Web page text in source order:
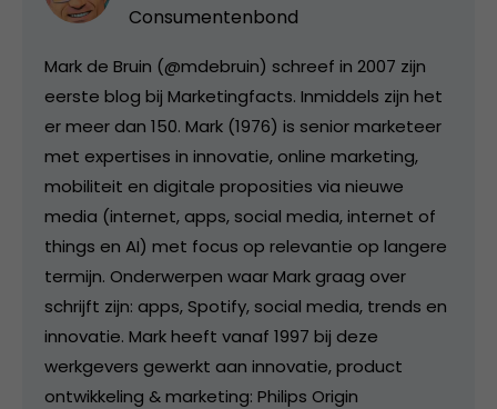
Consumentenbond
Mark de Bruin (@mdebruin) schreef in 2007 zijn
eerste blog bij Marketingfacts. Inmiddels zijn het
er meer dan 150. Mark (1976) is senior marketeer
met expertises in innovatie, online marketing,
mobiliteit en digitale proposities via nieuwe
media (internet, apps, social media, internet of
things en AI) met focus op relevantie op langere
termijn. Onderwerpen waar Mark graag over
schrijft zijn: apps, Spotify, social media, trends en
innovatie. Mark heeft vanaf 1997 bij deze
werkgevers gewerkt aan innovatie, product
ontwikkeling & marketing: Philips Origin